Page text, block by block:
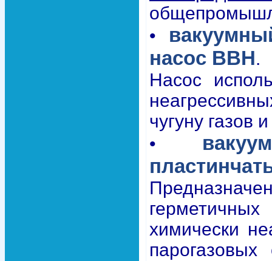
•
насос ВВН.
Насос
чугуну газов
•
химически